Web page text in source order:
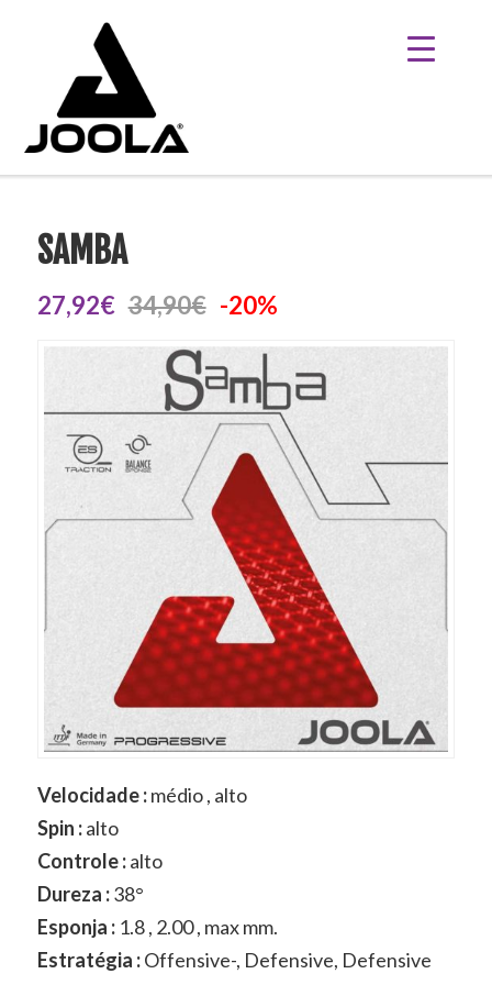
SAMBA
27,92€34,90€ -20%
Velocidade :médio , alto
Spin :alto
Controle :alto
Dureza :38°
Esponja :1.8 , 2.00 , max mm.
Estratégia :Offensive-, Defensive, Defensive